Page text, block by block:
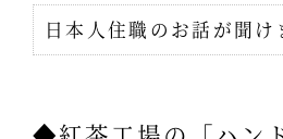
日本人住職のお話が聞け